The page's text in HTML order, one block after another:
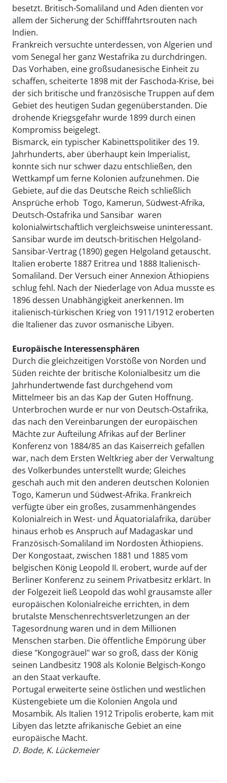
besetzt. Britisch-Somaliland und Aden dienten vor
allem der Sicherung der Schifffahrtsrouten nach
Indien.
Frankreich versuchte unterdessen, von Algerien und
vom Senegal her ganz Westafrika zu durchdringen.
Das Vorhaben, eine großsudanesische Einheit zu
schaffen, scheiterte 1898 mit der Faschoda-Krise, bei
der sich britische und französische Truppen auf dem
Gebiet des heutigen Sudan gegenüberstanden. Die
drohende Kriegsgefahr wurde 1899 durch einen
Kompromiss beigelegt.
Bismarck, ein typischer Kabinettspolitiker des 19.
Jahrhunderts, aber überhaupt kein Imperialist,
konnte sich nur schwer dazu entschließen, den
Wettkampf um ferne Kolonien aufzunehmen. Die
Gebiete, auf die das Deutsche Reich schließlich
Ansprüche erhob  Togo, Kamerun, Südwest-Afrika,
Deutsch-Ostafrika und Sansibar  waren
kolonialwirtschaftlich vergleichsweise uninteressant.
Sansibar wurde im deutsch-britischen Helgoland-
Sansibar-Vertrag (1890) gegen Helgoland getauscht.
Italien eroberte 1887 Eritrea und 1888 Italienisch-
Somaliland. Der Versuch einer Annexion Äthiopiens
schlug fehl. Nach der Niederlage von Adua musste es
1896 dessen Unabhängigkeit anerkennen. Im
italienisch-türkischen Krieg von 1911/1912 eroberten
die Italiener das zuvor osmanische Libyen.
Europäische Interessensphären
Durch die gleichzeitigen Vorstöße von Norden und
Süden reichte der britische Kolonialbesitz um die
Jahrhundertwende fast durchgehend vom
Mittelmeer bis an das Kap der Guten Hoffnung.
Unterbrochen wurde er nur von Deutsch-Ostafrika,
das nach den Vereinbarungen der europäischen
Mächte zur Aufteilung Afrikas auf der Berliner
Konferenz von 1884/85 an das Kaiserreich gefallen
war, nach dem Ersten Weltkrieg aber der Verwaltung
des Volkerbundes unterstellt wurde; Gleiches
geschah auch mit den anderen deutschen Kolonien
Togo, Kamerun und Südwest-Afrika. Frankreich
verfügte über ein großes, zusammenhängendes
Kolonialreich in West- und Äquatorialafrika, darüber
hinaus erhob es Anspruch auf Madagaskar und
Französisch-Somaliland im Nordosten Äthiopiens.
Der Kongostaat, zwischen 1881 und 1885 vom
belgischen König Leopold II. erobert, wurde auf der
Berliner Konferenz zu seinem Privatbesitz erklärt. In
der Folgezeit ließ Leopold das wohl grausamste aller
europäischen Kolonialreiche errichten, in dem
brutalste Menschenrechtsverletzungen an der
Tagesordnung waren und in dem Millionen
Menschen starben. Die öffentliche Empörung über
diese "Kongogräuel" war so groß, dass der König
seinen Landbesitz 1908 als Kolonie Belgisch-Kongo
an den Staat verkaufte.
Portugal erweiterte seine östlichen und westlichen
Küstengebiete um die Kolonien Angola und
Mosambik. Als Italien 1912 Tripolis eroberte, kam mit
Libyen das letzte afrikanische Gebiet an eine
europäische Macht.
D. Bode, K. Lückemeier